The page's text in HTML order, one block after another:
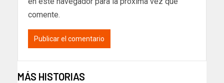
comente.
MÁS HISTORIAS